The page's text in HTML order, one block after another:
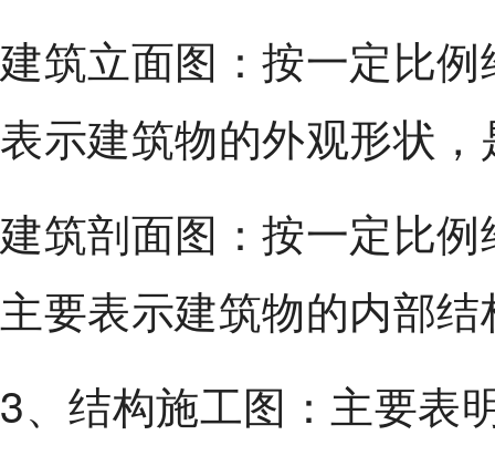
建筑立面图：按一定比
表示建筑物的外观形状
建筑剖面图：按一定比
主要表示建筑物的内部
3、结构施工图：主要表